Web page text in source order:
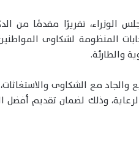
تقريرًا مقدمًا من
المنظومة لشكاوى
والطارئة.
مع الشكاوى
وذلك لضمان تقديم